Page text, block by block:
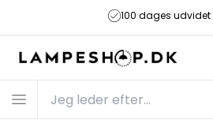
100 dages udvidet